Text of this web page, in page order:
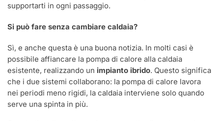
supportarti in ogni passaggio.
Si può fare senza cambiare caldaia?
Sì, e anche questa è una buona notizia. In molti casi è
possibile affiancare la pompa di calore alla caldaia
esistente, realizzando un impianto ibrido. Questo significa
che i due sistemi collaborano: la pompa di calore lavora
nei periodi meno rigidi, la caldaia interviene solo quando
serve una spinta in più.